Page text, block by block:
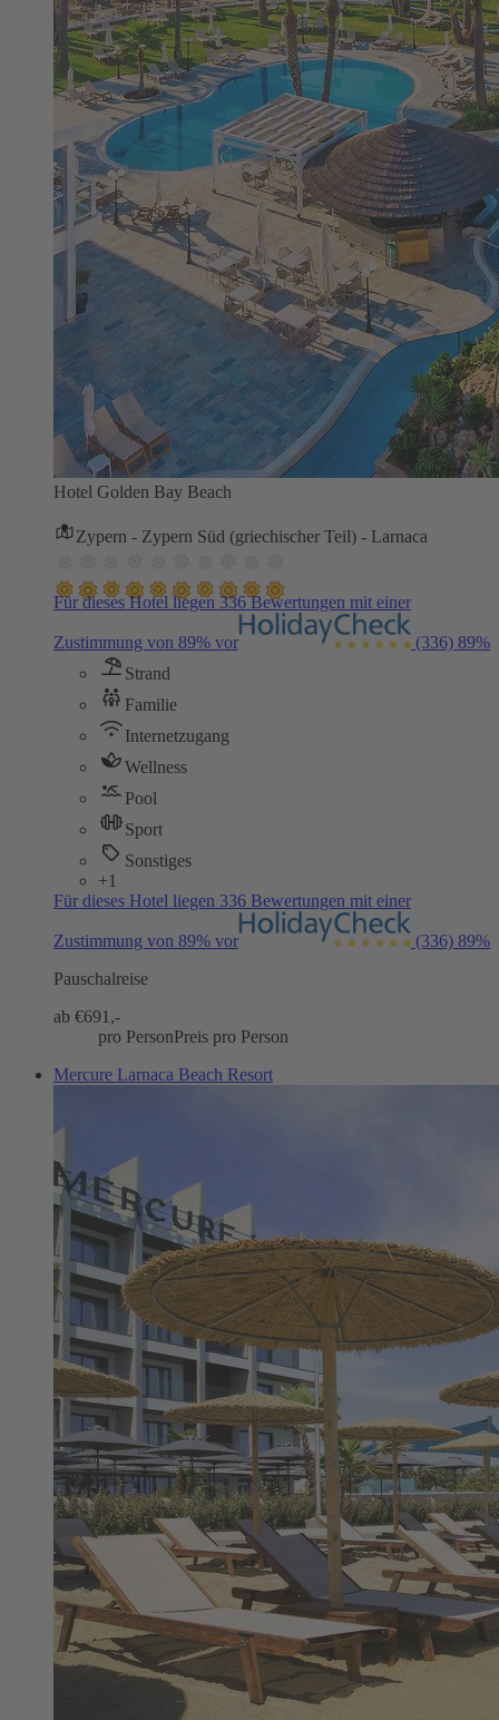
Hotel Golden Bay Beach
Zypern - Zypern Süd (griechischer Teil) - Larnaca
Für dieses Hotel liegen 336 Bewertungen mit einer
Zustimmung von 89% vor (336) 89%
Strand
Familie
Internetzugang
Wellness
Pool
Sport
Sonstiges
+1
Für dieses Hotel liegen 336 Bewertungen mit einer
Zustimmung von 89% vor (336) 89%
Pauschalreise
ab €691,-
pro PersonPreis pro Person
Mercure Larnaca Beach Resort